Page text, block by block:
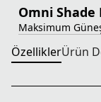
Omni Shade
Maksimum
ÖzelliklerÜrün